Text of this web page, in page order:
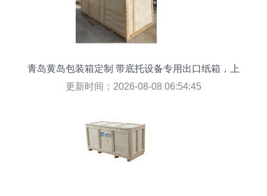
青岛黄岛包装箱定制 带底托设备专用出口纸箱，上
门测量加固服务
更新时间：2026-08-08 06:54:45